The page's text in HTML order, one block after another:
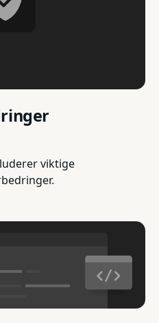
viktige